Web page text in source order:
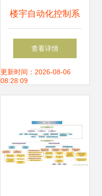
楼宇自动化控制系
统的配置基础 构建
智能楼宇的核心要
查看详情
更新时间：2026-08-06
08:28:09